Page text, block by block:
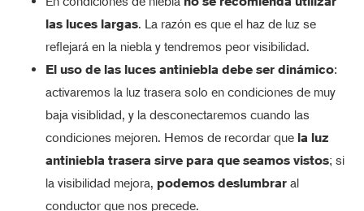
las luces largas. La razón es que el haz de luz se
reflejará en la niebla y tendremos peor visibilidad.
El uso de las luces antiniebla debe ser dinámico:
activaremos la luz trasera solo en condiciones de muy
baja visiblidad, y la desconectaremos cuando las
condiciones mejoren. Hemos de recordar que la luz
antiniebla trasera sirve para que seamos vistos; si
la visibilidad mejora, podemos deslumbrar al
conductor que nos precede.